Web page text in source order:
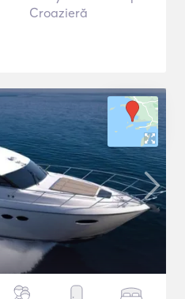
Croazieră